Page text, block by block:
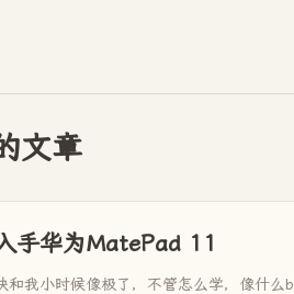
文章
手华为MatePad 11
和我小时候像极了，不管怎么学，像什